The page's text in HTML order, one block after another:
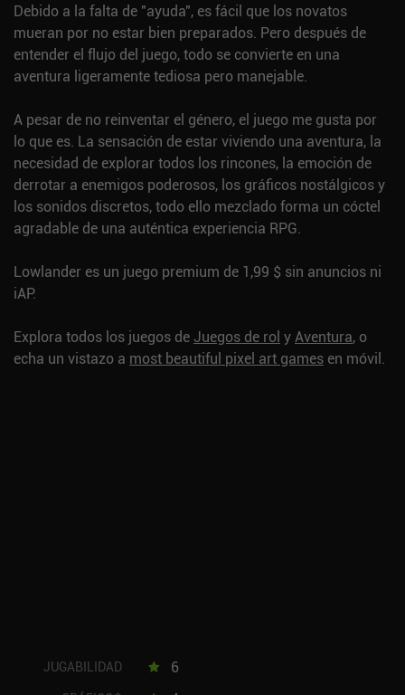
Debido a la falta de "ayuda", es fácil que los novatos
mueran por no estar bien preparados. Pero después de
entender el flujo del juego, todo se convierte en una
aventura ligeramente tediosa pero manejable.
A pesar de no reinventar el género, el juego me gusta por
lo que es. La sensación de estar viviendo una aventura, la
necesidad de explorar todos los rincones, la emoción de
derrotar a enemigos poderosos, los gráficos nostálgicos y
los sonidos discretos, todo ello mezclado forma un cóctel
agradable de una auténtica experiencia RPG.
Lowlander es un juego premium de 1,99 $ sin anuncios ni
iAP.
Explora todos los juegos de Juegos de rol yAventura, o
echa un vistazo a most beautiful pixel art games en móvil.
JUGABILIDAD 6